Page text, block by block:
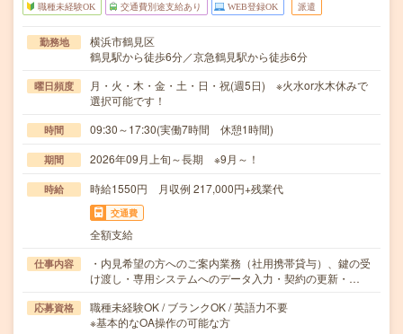
職種未経験OK 交通費別途支給あり WEB登録OK 派遣
勤務地
横浜市鶴見区
鶴見駅から徒歩6分／京急鶴見駅から徒歩6分
曜日頻度
月・火・木・金・土・日・祝(週5日) ※火水or水木休みで
選択可能です！
時間 09:30～17:30(実働7時間 休憩1時間)
期間 2026年09月上旬～長期 ※9月～！
時給 時給1550円 月収例 217,000円+残業代
交通費
全額支給
仕事内容
・内見希望の方へのご案内業務（社用携帯貸与）、鍵の受
け渡し・専用システムへのデータ入力・契約の更新・…
応募資格
職種未経験OK / ブランクOK / 英語力不要
※基本的なOA操作の可能な方